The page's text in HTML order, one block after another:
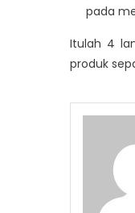
pada
Itulah 4
produk